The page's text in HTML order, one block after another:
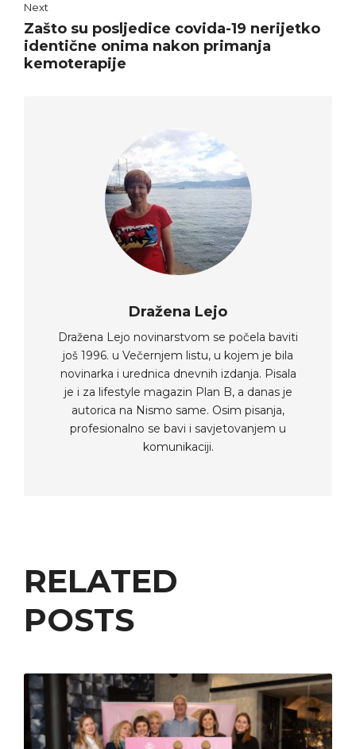
Next
Zašto su posljedice covida-19 nerijetko
identične onima nakon primanja
kemoterapije
Dražena Lejo
Dražena Lejo novinarstvom se počela baviti
još 1996. u Večernjem listu, u kojem je bila
novinarka i urednica dnevnih izdanja. Pisala
je i za lifestyle magazin Plan B, a danas je
autorica na Nismo same. Osim pisanja,
profesionalno se bavi i savjetovanjem u
komunikaciji.
RELATED
POSTS